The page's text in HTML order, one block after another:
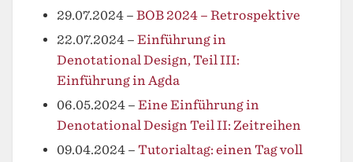
29.07.2024 – BOB 2024 – Retrospektive
22.07.2024 – Einführung in
Denotational Design, Teil III:
Einführung in Agda
06.05.2024 – Eine Einführung in
Denotational Design Teil II: Zeitreihen
09.04.2024 – Tutorialtag: einen Tag voll